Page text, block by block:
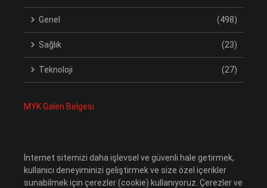
Genel (498)
Sağlık (23)
Teknoloji (27)
MYK Galeri Belgesi
İnternet sitemizi daha işlevsel ve güvenli hale getirmek,
kullanıcı deneyiminizi geliştirmek ve size özel içerikler
sunabilmek için çerezler (cookie) kullanıyoruz. Çerezler ve